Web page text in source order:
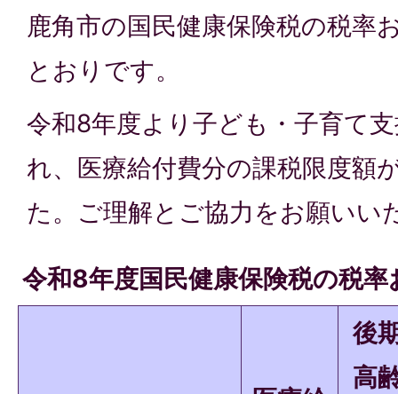
鹿角市の国民健康保険税の税率
とおりです。
令和8年度より子ども・子育て
れ、医療給付費分の課税限度額
た。ご理解とご協力をお願いい
令和8年度国民健康保険税の税
後
高